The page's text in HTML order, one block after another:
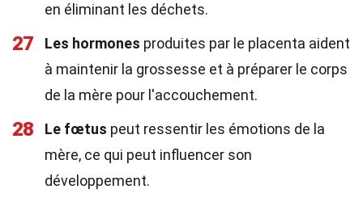
en éliminant les déchets.
27 Les hormones produites par le placenta aident
à maintenir la grossesse et à préparer le corps
de la mère pour l'accouchement.
28 Le fœtus peut ressentir les émotions de la
mère, ce qui peut influencer son
développement.